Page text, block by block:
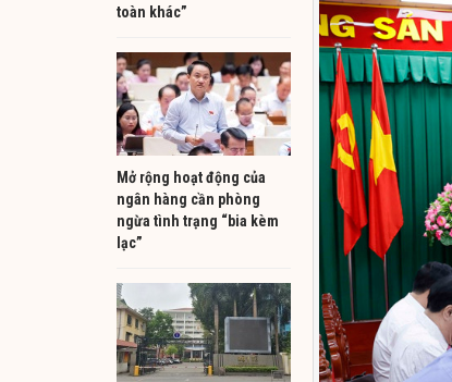
toàn khác”
Mở rộng hoạt động của
ngân hàng cần phòng
ngừa tình trạng “bia kèm
lạc”